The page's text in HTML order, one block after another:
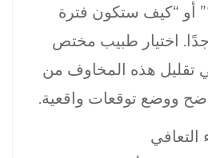
أو “كيف ستكون فترة
اختيار طبيب مختص
تقليل هذه المخاوف من
ووضع توقعات واقعية.
التعافي